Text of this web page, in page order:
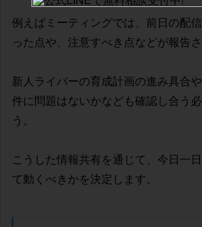
例えばミーティングでは、前日の配
った点や、注意すべき点などが報告さ
新人ライバーの育成計画の進み具合
件に問題はないかなども確認し合う
う。
こうした情報共有を通じて、今日一
て動くべきかを決定します。